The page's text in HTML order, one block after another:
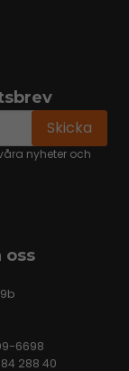
Skicka
nyheter och
oss
6698
288 40